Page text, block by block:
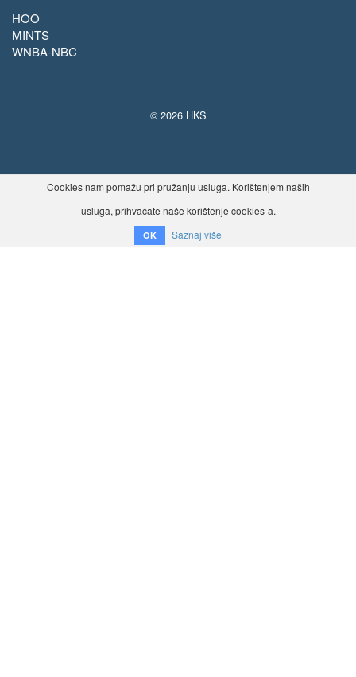
HOO
MINTS
WNBA-NBC
© 2026 HKS
Cookies nam pomažu pri pružanju usluga. Korištenjem naših
usluga, prihvaćate naše korištenje cookies-a.
OK Saznaj više